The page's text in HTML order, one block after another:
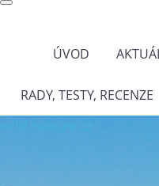
ÚVOD
RADY, TESTY, RECENZE